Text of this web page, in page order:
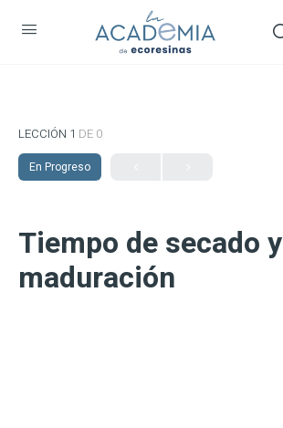
LECCIÓN 1 DE 0
En Progreso
Tiempo de secado y
maduración